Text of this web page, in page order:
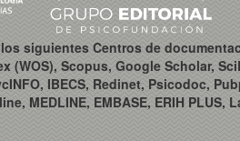
siguientes Centros de
(WOS), Scopus, Google Scholar,
IBECS, Redinet, Psicodoc,
MEDLINE, EMBASE, ERIH PLUS,